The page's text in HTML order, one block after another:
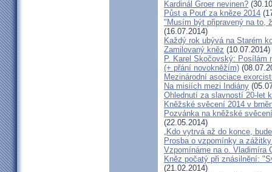
Kardinál Groer nevinen?
Půst a Pouť za kněze 2014
"Musím být připravený na to,
(16.07.2014)
Každý rok ubývá na Starém
Zamilovaný kněz (10.07.2014)
P. Karel Skočovský: Posílám
(+ přání novokněžím)
Mezinárodní asociace
Na misiích mezi Indiány
Ohlednutí za slavností 20-let
Kněžské svěcení 2014 v
Pozvánka na kněžské
(22.05.2014)
„Kdo vytrvá až do konce,
Prosba o vzpomínky a
Vzpomínáme na o. Vladimíra
Kněz počatý při znásilnění:
(21.02.2014)